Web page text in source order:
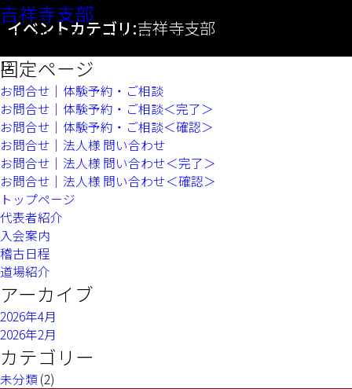
日本空手道 拳成塾
イベントカテゴリ:吉祥寺支部
12
吉祥寺支部
2026年8月12日 5:15 PM–7:00 PM
カテゴリ: 吉祥寺支部
吉祥寺支部
2026年8月26日 5:15 PM–7:00 PM
カテゴリ: 吉祥寺支部
索:
固定ページ
お問合せ｜体験予約・ご相談
お問合せ｜体験予約・ご相談＜完了＞
お問合せ｜体験予約・ご相談＜確認＞
お問合せ｜法人様 問い合わせ
お問合せ｜法人様 問い合わせ＜完了＞
お問合せ｜法人様 問い合わせ＜確認＞
トップページ
代表者紹介
入会案内
稽古日程
道場紹介
アーカイブ
2026年4月
2026年2月
カテゴリー
未分類(2)